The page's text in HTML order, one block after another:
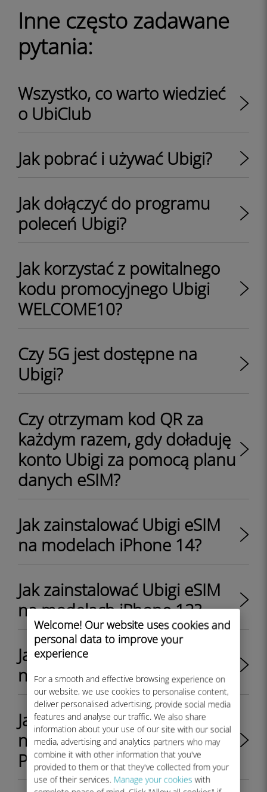
Welcome! Our website uses cookies and
personal data to improve your
experience
For a smooth and effective browsing experience on
our website, we use cookies to personalise content,
deliver personalised advertising, provide social media
features and analyse our traffic. We also share
information about your use of our site with our social
media, advertising and analytics partners who may
combine it with other information that you've
provided to them or that they've collected from your
use of their services. Manage your cookies with
Inne często zadawane
pytania:
Wszystko, co warto wiedzieć
o UbiClub
Jak pobrać i używać Ubigi?
Jak dołączyć do programu
poleceń Ubigi?
Jak korzystać z powitalnego
kodu promocyjnego Ubigi
WELCOME10?
Czy 5G jest dostępne na
Ubigi?
Czy otrzymam kod QR za
każdym razem, gdy doładuję
konto Ubigi za pomocą planu
danych eSIM?
Jak zainstalować Ubigi eSIM
na modelach iPhone 14?
Jak zainstalować Ubigi eSIM
na modelach iPhone 12?
Jak zainstalować Ubigi eSIM
na modelach iPhone 13?
Jak zainstalować profil eSIM
na Google Pixel 6 lub Google
Pixel 7?